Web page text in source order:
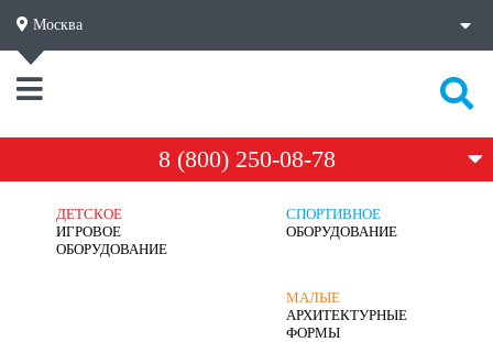
Москва
8 (800) 250-08-78
ДЕТСКОЕ
ИГРОВОЕ
ОБОРУДОВАНИЕ
СПОРТИВНОЕ
ОБОРУДОВАНИЕ
МАЛЫЕ
АРХИТЕКТУРНЫЕ
ФОРМЫ